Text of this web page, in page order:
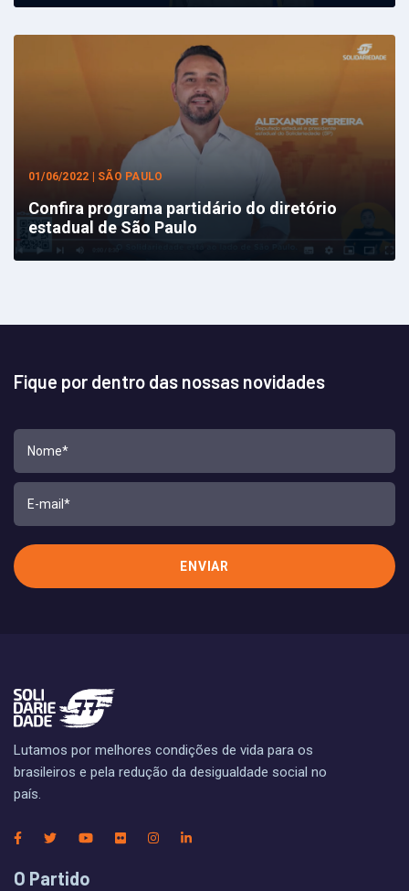
01/06/2022 | SÃO PAULO
Confira programa partidário do diretório
estadual de São Paulo
Fique por dentro das nossas novidades
Lutamos por melhores condições de vida para os
brasileiros e pela redução da desigualdade social no
país.
O Partido